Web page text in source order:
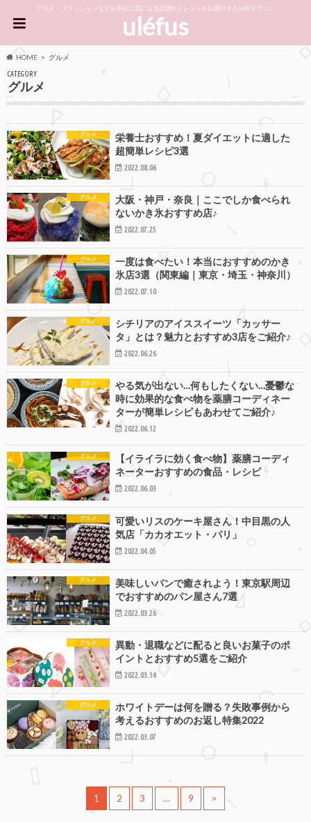
グルメ・ファッションなどを中心に気になる話題やトレンドをお届けするwebマガジン
uléfus
HOME グルメ
CATEGORY
グルメ
グルメ
栄養士おすすめ！夏ダイエットに適した
超簡単レシピ3選
2022.08.06
グルメ
大阪・神戸・奈良｜ここでしか食べられ
ないかき氷おすすめ店♪
2022.07.25
グルメ
一度は食べたい！本当におすすめのかき
氷店3選（関東編｜東京・埼玉・神奈川）
2022.07.10
グルメ
シチリアのアイススイーツ「カッサー
タ」とは？魅力とおすすめ3店をご紹介♪
2022.06.26
グルメ
やる気が出ない…何もしたくない…憂鬱な
時に効果的な食べ物を薬膳コーディネー
ターが簡単レシピもあわせてご紹介♪
2022.06.12
グルメ
【イライラに効く食べ物】薬膳コーディ
ネーターおすすめの食品・レシピ
2022.06.03
グルメ
可愛いリスのケーキ屋さん！中目黒の人
気店「カカオエット・パリ」
2022.04.05
グルメ
美味しいパンで癒されよう！東京駅周辺
でおすすめのパン屋さん7選
2022.03.26
グルメ
異動・退職などに配ると良いお菓子のポ
イントとおすすめ5選をご紹介
2022.03.14
グルメ
ホワイトデーは何を贈る？失敗事例から
考えるおすすめのお返し特集2022
2022.03.07
1 2 3 … 9 >